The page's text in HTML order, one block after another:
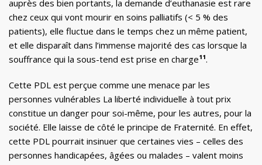
auprès des bien portants, la demande d’euthanasie est rare
chez ceux qui vont mourir en soins palliatifs (< 5 % des
patients), elle fluctue dans le temps chez un même patient,
et elle disparaît dans l’immense majorité des cas lorsque la
souffrance qui la sous-tend est prise en charge¹¹.
Cette PDL est perçue comme une menace par les
personnes vulnérables La liberté individuelle à tout prix
constitue un danger pour soi-même, pour les autres, pour la
société. Elle laisse de côté le principe de Fraternité. En effet,
cette PDL pourrait insinuer que certaines vies – celles des
personnes handicapées, âgées ou malades – valent moins